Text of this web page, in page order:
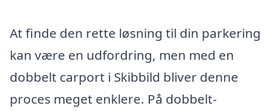
At finde den rette løsning til din parkering
kan være en udfordring, men med en
dobbelt carport i Skibbild bliver denne
proces meget enklere. På dobbelt-